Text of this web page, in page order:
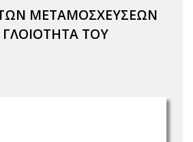
ΜΕΤΑΜΟΣΧΕΥΣΕΩΝ
ΤΟΥ